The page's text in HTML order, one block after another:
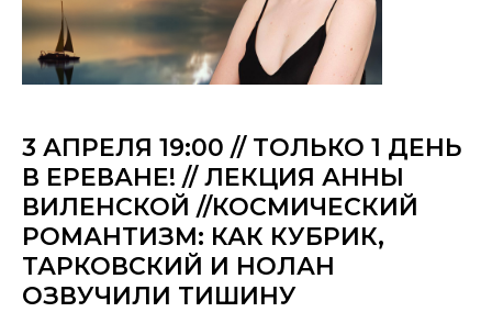
3 АПРЕЛЯ 19:00 // ТОЛЬКО 1 ДЕНЬ
В ЕРЕВАНЕ! // ЛЕКЦИЯ АННЫ
ВИЛЕНСКОЙ //КОСМИЧЕСКИЙ
РОМАНТИЗМ: КАК КУБРИК,
ТАРКОВСКИЙ И НОЛАН
ОЗВУЧИЛИ ТИШИНУ